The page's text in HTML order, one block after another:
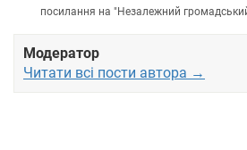
посилання на "Незалежний
Модератор
Читати всі пости автора →